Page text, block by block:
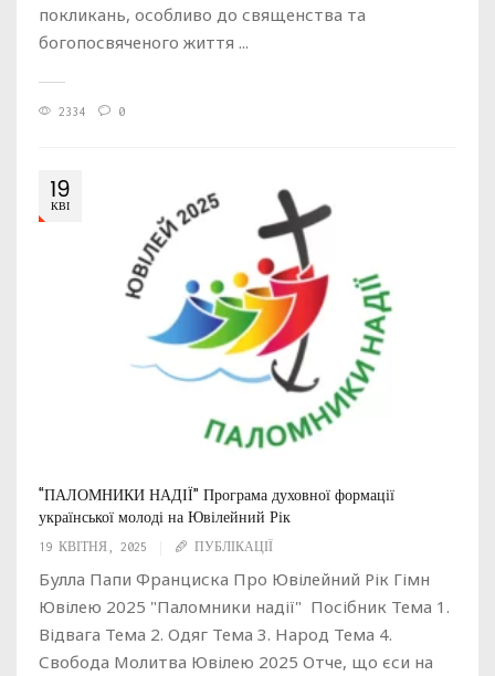
покликань, особливо до священства та
богопосвяченого життя ...
2334 0
19
КВІ
“ПАЛОМНИКИ НАДІЇ” Програма духовної формації
української молоді на Ювілейний Рік
19 КВІТНЯ, 2025 ПУБЛІКАЦІЇ
Булла Папи Франциска Про Ювілейний Рік Гімн
Ювілею 2025 "Паломники надії" Посібник Тема 1.
Відвага Тема 2. Одяг Тема 3. Народ Тема 4.
Свобода Молитва Ювілею 2025 Отче, що єси на